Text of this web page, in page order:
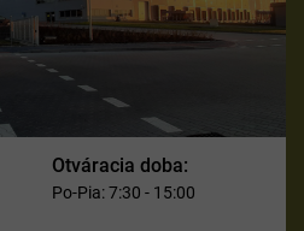
Otváracia doba:
Po-Pia: 7:30 - 15:00